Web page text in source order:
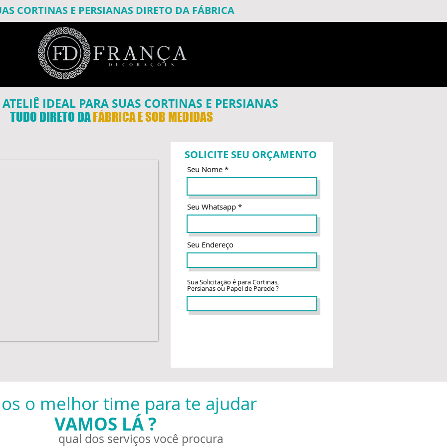
CORTINAS E PERSIANAS DIRETO DA FÁBRICA
IDEAL PARA SUAS CORTINAS E PERSIANAS
TUDO DIRETO DAFÁBRICA E SOB MEDIDAS
SOLICITE SEU ORÇAMENTO
Seu Nome
Seu Whatsapp
Seu Endereço
Sua Solicitação é para Cortinas,
Persianas ou Papel de Parede ?
o melhor time para te ajudar
VAMOS LÁ ?
qual dos serviços você procura